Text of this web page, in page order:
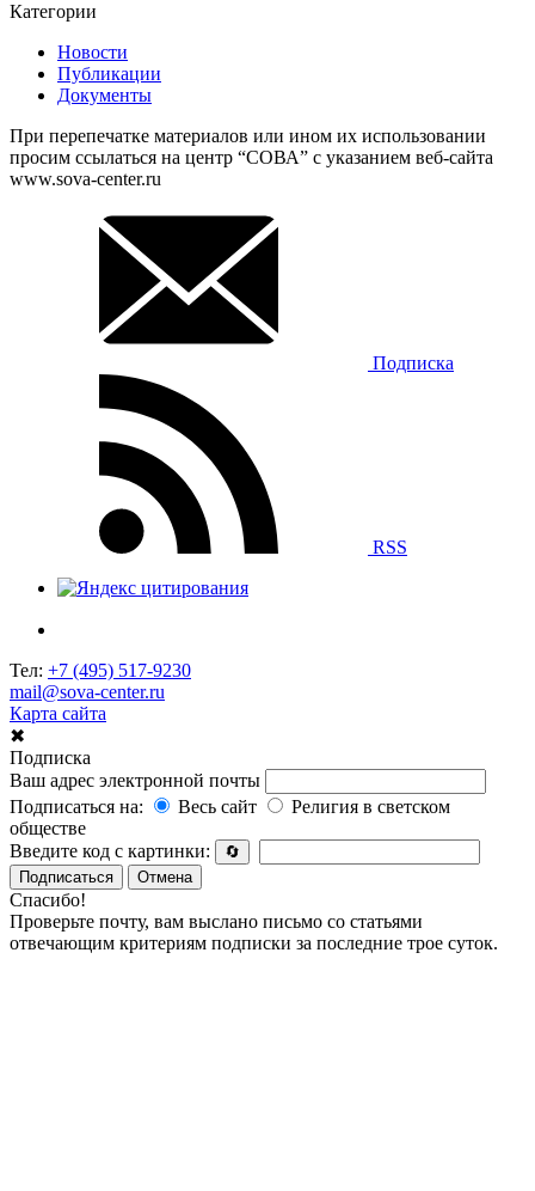
Категории
Новости
Публикации
Документы
При перепечатке материалов или ином их использовании
просим ссылаться на центр “СОВА” с указанием веб-сайта
www.sova-center.ru
Подписка
RSS
Тел: +7 (495) 517-9230
mail@sova-center.ru
Карта сайта
✖
Подписка
Ваш адрес электронной почты
Подписаться на:
Весь сайт
Религия в светском
обществе
Введите код с картинки:
🔄
Подписаться
Отмена
Спасибо!
Проверьте почту, вам выслано письмо со статьями
отвечающим критериям подписки за последние трое суток.